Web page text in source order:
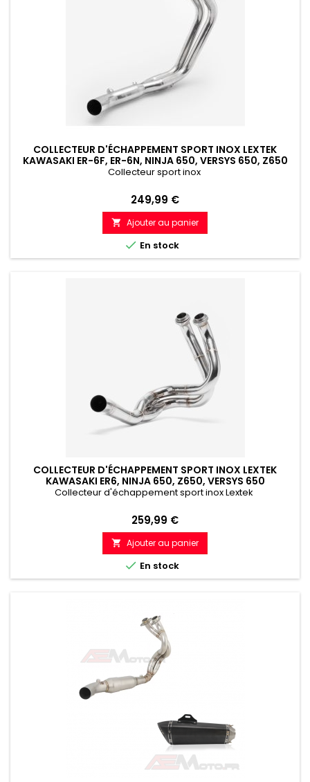
COLLECTEUR D'ÉCHAPPEMENT SPORT INOX LEXTEK
KAWASAKI ER-6F, ER-6N, NINJA 650, VERSYS 650, Z650
Collecteur sport inox
Prix
249,99 €
 Ajouter au panier
 En stock
COLLECTEUR D'ÉCHAPPEMENT SPORT INOX LEXTEK
KAWASAKI ER6, NINJA 650, Z650, VERSYS 650
Collecteur d'échappement sport inox Lextek
Prix
259,99 €
 Ajouter au panier
 En stock